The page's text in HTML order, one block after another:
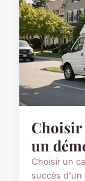
Choisir
un
Choisir un
succès d'un